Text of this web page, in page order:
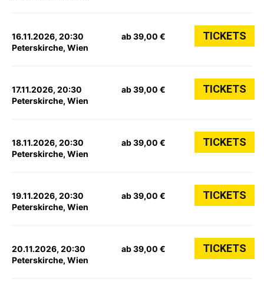
16.11.2026, 20:30
Peterskirche, Wien
ab 39,00 € TICKETS
17.11.2026, 20:30
Peterskirche, Wien
ab 39,00 € TICKETS
18.11.2026, 20:30
Peterskirche, Wien
ab 39,00 € TICKETS
19.11.2026, 20:30
Peterskirche, Wien
ab 39,00 € TICKETS
20.11.2026, 20:30
Peterskirche, Wien
ab 39,00 € TICKETS